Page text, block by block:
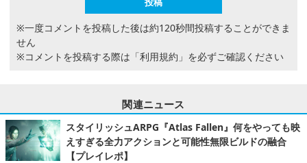
※一度コメントを投稿した後は約120秒間投稿することができま
せん
※コメントを投稿する際は 「利用規約」 を必ずご確認ください
関連ニュース
スタイリッシュARPG『Atlas Fallen』何をやっても映
えすぎる全力アクションと可能性無限ビルドの融合
【プレイレポ】